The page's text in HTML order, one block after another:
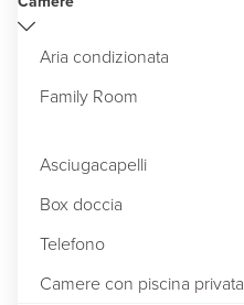
Aria condizionata
Family Room
Asciugacapelli
Box doccia
Telefono
Camere con piscina privata